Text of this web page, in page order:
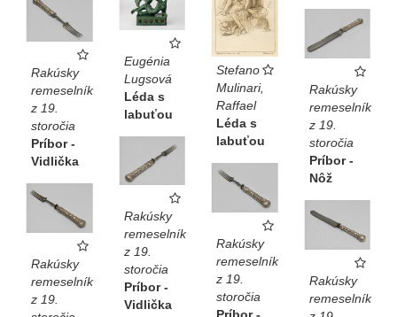
Stefano
Mulinari,
Raffael
Léda s
labuťou
Eugénia
Lugsová
Léda s
labuťou
Rakúsky
remeselník
z 19.
storočia
Príbor -
Vidlička
Rakúsky
remeselník
z 19.
storočia
Príbor -
Nôž
Rakúsky
remeselník
z 19.
storočia
Príbor -
Vidlička
Rakúsky
remeselník
z 19.
storočia
Rakúsky
remeselník
z 19.
Rakúsky
remeselník